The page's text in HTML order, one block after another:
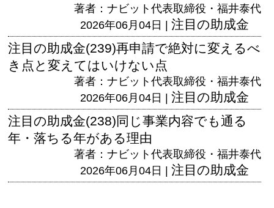
著者：ナビット代表取締役・福井泰代
2026年06月04日 | 注目の助成金
注目の助成金(239)再申請で絶対に変えるべ
き点と変えてはいけない点
著者：ナビット代表取締役・福井泰代
2026年06月04日 | 注目の助成金
注目の助成金(238)同じ事業内容でも通る
年・落ちる年がある理由
著者：ナビット代表取締役・福井泰代
2026年06月04日 | 注目の助成金